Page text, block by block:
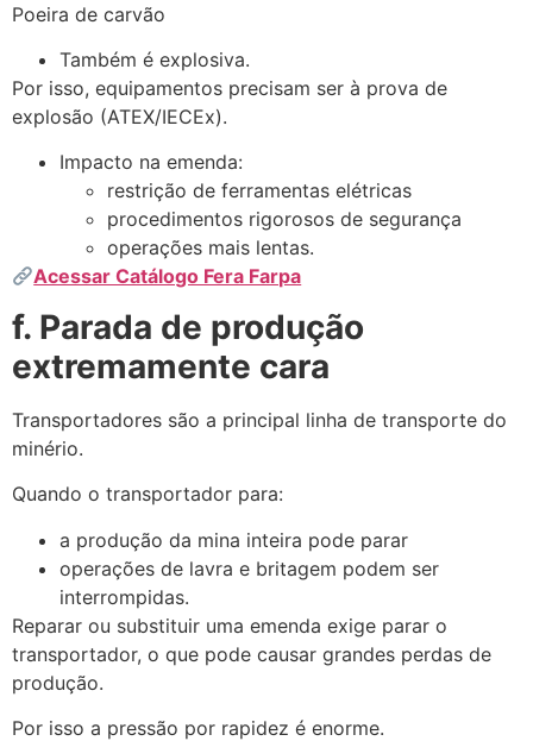
Poeira de carvão
Também é explosiva.
Por isso, equipamentos precisam ser à prova de
explosão (ATEX/IECEx).
Impacto na emenda:
restrição de ferramentas elétricas
procedimentos rigorosos de segurança
operações mais lentas.
Acessar Catálogo Fera Farpa
f. Parada de produção
extremamente cara
Transportadores são a principal linha de transporte do
minério.
Quando o transportador para:
a produção da mina inteira pode parar
operações de lavra e britagem podem ser
interrompidas.
Reparar ou substituir uma emenda exige parar o
transportador, o que pode causar grandes perdas de
produção.
Por isso a pressão por rapidez é enorme.